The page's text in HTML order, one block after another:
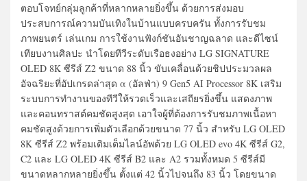
ตอบโจทย์กลุ่มลูกค้าที่หลากหลายยิ่งขึ้น ด้วยการส่งมอบ
ประสบการณ์ความบันเทิงในบ้านแบบครบครัน ทั้งการรับชม
ภาพยนตร์ เล่นเกม การใช้งานฟังก์ชันอันชาญฉลาด และดีไซน์
เทียบงานศิลปะ นำโดยทีวีระดับเรือธงอย่าง LG SIGNATURE
OLED 8K ซีรีส์ Z2 ขนาด 88 นิ้ว ขับเคลื่อนด้วยชิปประมวลผล
อัจฉริยะที่อัปเกรดล่าสุด α (อัลฟ่า) 9 Gen5 AI Processor 8K เสริม
ระบบการทำงานของทีวีให้รวดเร็วและเสถียรยิ่งขึ้น แสดงภาพ
และคอนทราสต์คมชัดสูงสุด เอาใจผู้ที่ต้องการรับชมภาพเนื้อหา
คมชัดสูงด้วยการเพิ่มตัวเลือกด้วยขนาด 77 นิ้ว สำหรับ LG OLED
8K ซีรีส์ Z2 พร้อมเติมเต็มไลน์อัพด้วย LG OLED evo 4K ซีรีส์ G2,
C2 และ LG OLED 4K ซีรีส์ B2 และ A2 รวมทั้งหมด 5 ซีรีส์มี
ขนาดหลากหลายยิ่งขึ้น ตั้งแต่ 42 นิ้วไปจนถึง 83 นิ้ว โดยขนาด